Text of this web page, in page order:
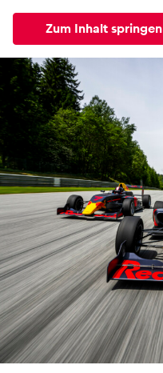
Zum Inhalt springen
Alle News
News
Events